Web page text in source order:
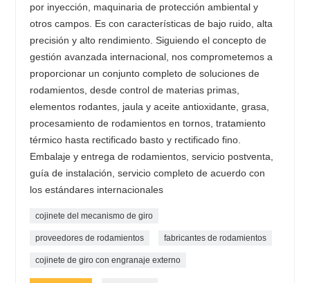
por inyección, maquinaria de protección ambiental y
otros campos. Es con características de bajo ruido, alta
precisión y alto rendimiento. Siguiendo el concepto de
gestión avanzada internacional, nos comprometemos a
proporcionar un conjunto completo de soluciones de
rodamientos, desde control de materias primas,
elementos rodantes, jaula y aceite antioxidante, grasa,
procesamiento de rodamientos en tornos, tratamiento
térmico hasta rectificado basto y rectificado fino.
Embalaje y entrega de rodamientos, servicio postventa,
guía de instalación, servicio completo de acuerdo con
los estándares internacionales
cojinete del mecanismo de giro
proveedores de rodamientos fabricantes de rodamientos
cojinete de giro con engranaje externo